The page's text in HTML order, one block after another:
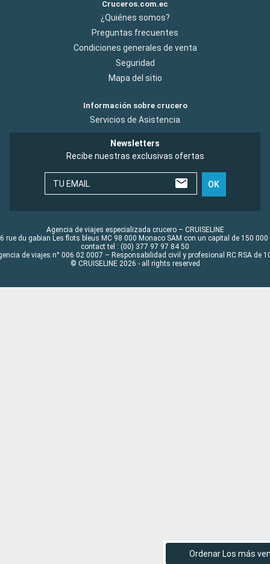
Ordenar Los más
Cruceros.com.ec
¿Quiénes somos?
Preguntas frecuentes
Condiciones generales de venta
Seguridad
Mapa del sitio
Información sobre crucero
Servicios de Asistencia
Newsletters
Recibe nuestras exclusivas ofertas
TU EMAIL OK
Agencia de viajes especializada crucero – CRUISELINE
rue du gabian Les flots bleus MC 98 000 Monaco SAM con un capital de 150 000
contact tel : (00) 377 97 97 84 50
de viajes n° 006 02 0007 – Responsabilidad civil y profesional RC RSA de
© CRUISELINE 2026 - all rights reserved